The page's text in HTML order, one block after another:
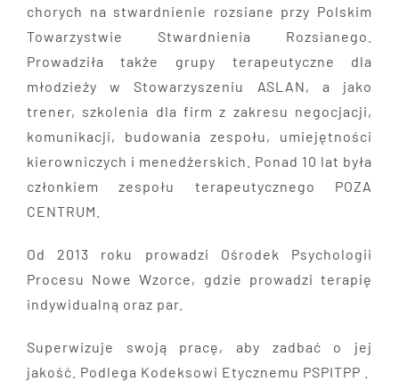
chorych na stwardnienie rozsiane przy Polskim
Towarzystwie Stwardnienia Rozsianego.
Prowadziła także grupy terapeutyczne dla
młodzieży w Stowarzyszeniu ASLAN, a jako
trener, szkolenia dla firm z zakresu negocjacji,
komunikacji, budowania zespołu, umiejętności
kierowniczych i menedżerskich. Ponad 10 lat była
członkiem zespołu terapeutycznego POZA
CENTRUM.
Od 2013 roku prowadzi Ośrodek Psychologii
Procesu Nowe Wzorce, gdzie prowadzi terapię
indywidualną oraz par.
Superwizuje swoją pracę, aby zadbać o jej
jakość. Podlega Kodeksowi Etycznemu PSPITPP .